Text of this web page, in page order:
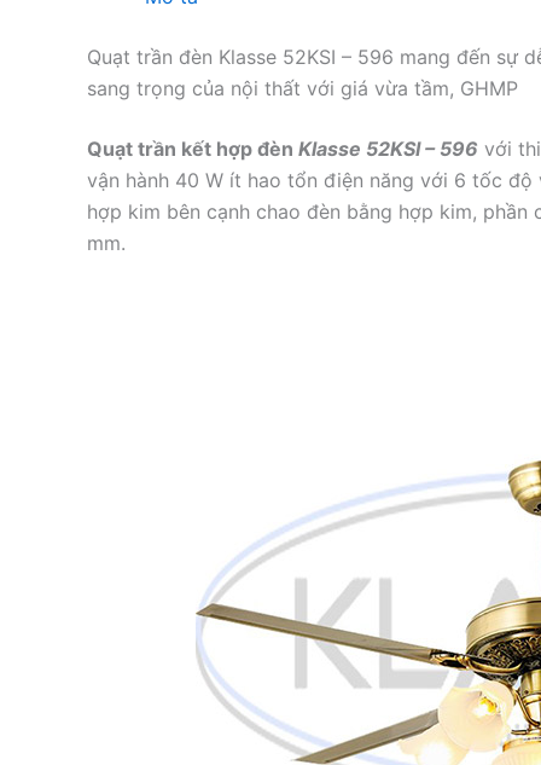
Quạt trần đèn Klasse 52KSI – 596 mang đến sự
sang trọng của nội thất với giá vừa tầm, GHMP
Quạt trần kết hợp đèn Klasse 52KSI – 596 với
vận hành 40 W ít hao tổn điện năng với 6 tốc
hợp kim bên cạnh chao đèn bằng hợp kim,
mm.